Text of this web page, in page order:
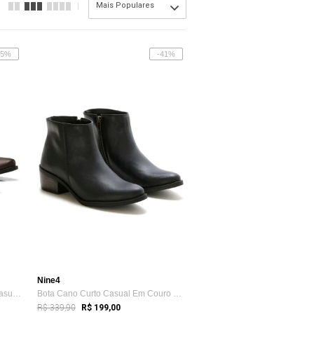
Mais Populares
Bota Cano Curto Básica Nine4 Casual Cotu...
-41%
Nine4
Bota Cano Curto Casual Em Couro Macio Es...
R$ 339,90 R$ 199,00